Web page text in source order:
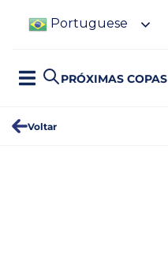
Portuguese
PRÓXIMAS COPAS
Voltar